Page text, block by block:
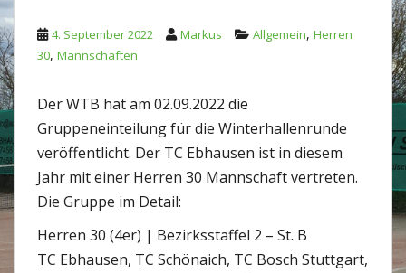
4. September 2022 Markus Allgemein, Herren
30, Mannschaften
Der WTB hat am 02.09.2022 die
Gruppeneinteilung für die Winterhallenrunde
veröffentlicht. Der TC Ebhausen ist in diesem
Jahr mit einer Herren 30 Mannschaft vertreten.
Die Gruppe im Detail:
Herren 30 (4er) | Bezirksstaffel 2 – St. B
TC Ebhausen, TC Schönaich, TC Bosch Stuttgart,